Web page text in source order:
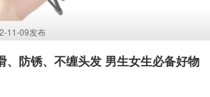
11-09发布
、防锈、不缠头发 男生女生必备好物